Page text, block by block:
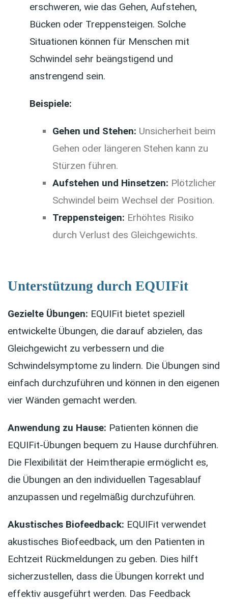
erschweren, wie das Gehen, Aufstehen,
Bücken oder Treppensteigen. Solche
Situationen können für Menschen mit
Schwindel sehr beängstigend und
anstrengend sein.
Beispiele:
Gehen und Stehen: Unsicherheit beim
Gehen oder längeren Stehen kann zu
Stürzen führen.
Aufstehen und Hinsetzen: Plötzlicher
Schwindel beim Wechsel der Position.
Treppensteigen: Erhöhtes Risiko
durch Verlust des Gleichgewichts.
Unterstützung durch EQUIFit
Gezielte Übungen: EQUIFit bietet speziell
entwickelte Übungen, die darauf abzielen, das
Gleichgewicht zu verbessern und die
Schwindelsymptome zu lindern. Die Übungen sind
einfach durchzuführen und können in den eigenen
vier Wänden gemacht werden.
Anwendung zu Hause: Patienten können die
EQUIFit-Übungen bequem zu Hause durchführen.
Die Flexibilität der Heimtherapie ermöglicht es,
die Übungen an den individuellen Tagesablauf
anzupassen und regelmäßig durchzuführen.
Akustisches Biofeedback: EQUIFit verwendet
akustisches Biofeedback, um den Patienten in
Echtzeit Rückmeldungen zu geben. Dies hilft
sicherzustellen, dass die Übungen korrekt und
effektiv ausgeführt werden. Das Feedback